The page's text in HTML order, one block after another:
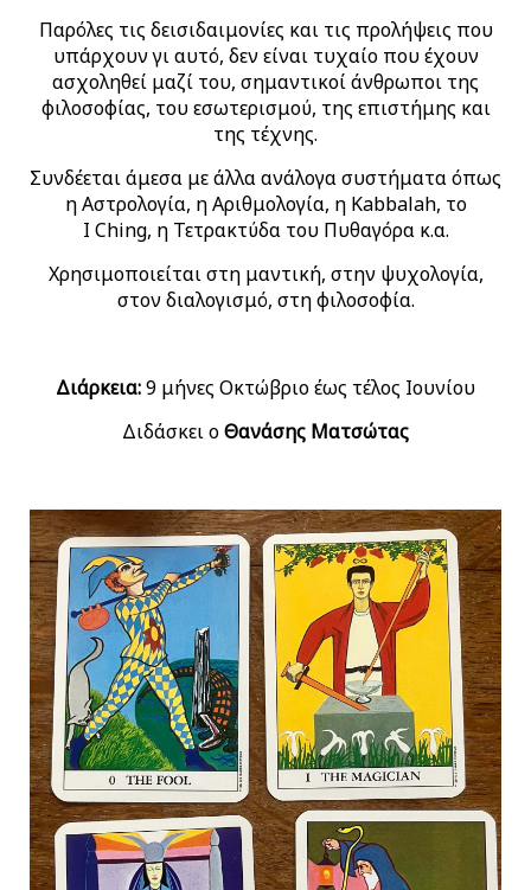
Παρόλες τις δεισιδαιμονίες και τις προλήψεις που
υπάρχουν γι αυτό, δεν είναι τυχαίο που έχουν
ασχοληθεί μαζί του, σημαντικοί άνθρωποι της
φιλοσοφίας, του εσωτερισμού, της επιστήμης και
της τέχνης.
Συνδέεται άμεσα με άλλα ανάλογα συστήματα όπως
η Αστρολογία, η Αριθμολογία, η Kabbalah, το
I Ching, η Τετρακτύδα του Πυθαγόρα κ.α.
Χρησιμοποιείται στη μαντική, στην ψυχολογία,
στον διαλογισμό, στη φιλοσοφία.
Διάρκεια:9 μήνες Οκτώβριο έως τέλος Ιουνίου
Διδάσκει οΘανάσης Ματσώτας